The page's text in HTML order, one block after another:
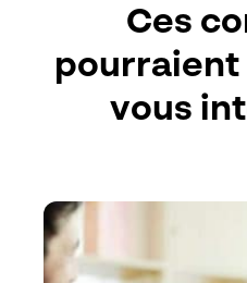
Ces
pourraient
vous